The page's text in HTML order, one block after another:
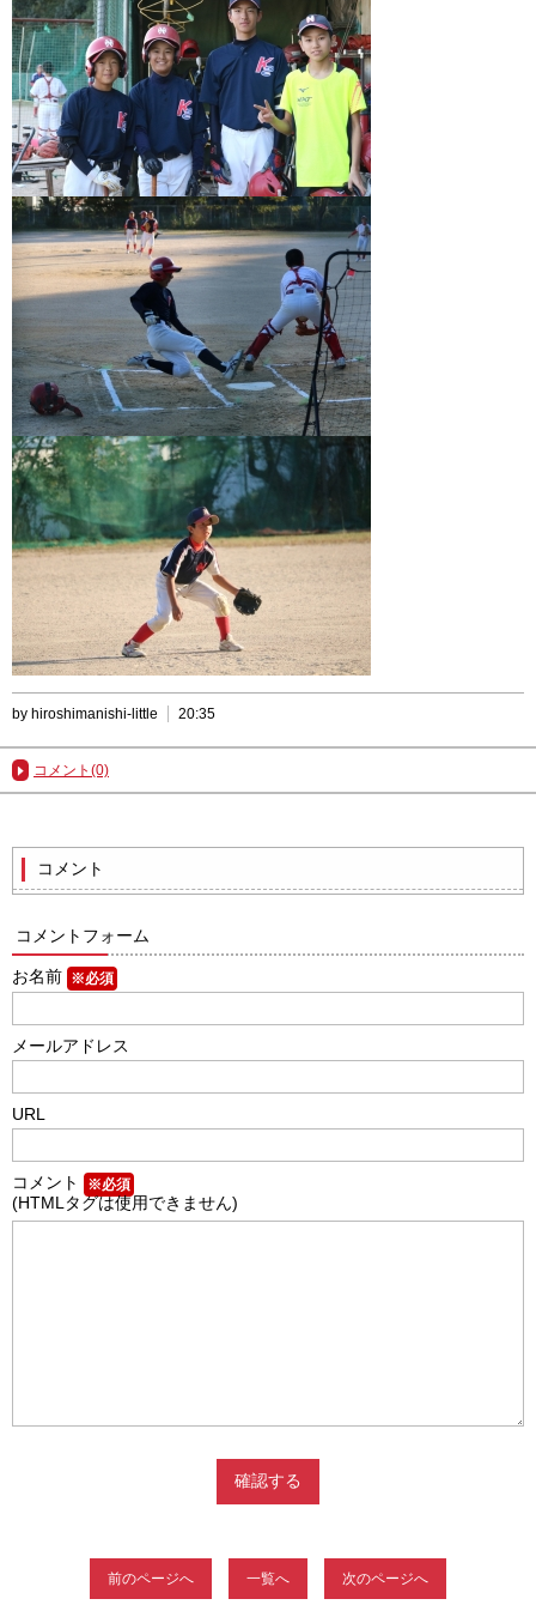
by hiroshimanishi-little 20:35
コメント(0)
コメント
コメントフォーム
お名前 ※必須
メールアドレス
URL
コメント ※必須
(HTMLタグは使用できません)
前のページへ 一覧へ 次のページへ